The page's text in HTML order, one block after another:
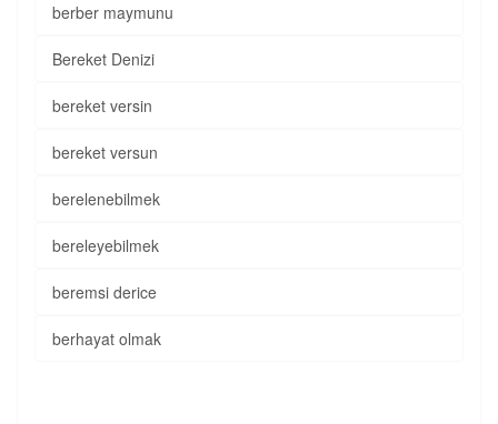
berber maymunu
Bereket Denizi
bereket versin
bereket versun
berelenebilmek
bereleyebilmek
beremsi derice
berhayat olmak